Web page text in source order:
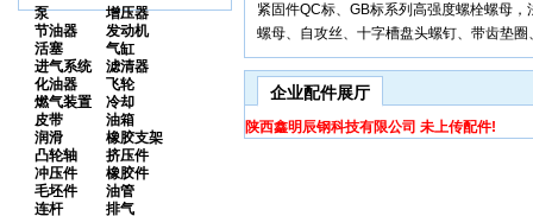
泵
增压器
节油器
发动机
活塞
气缸
进气系统
滤清器
化油器
飞轮
燃气装置
冷却
皮带
油箱
润滑
橡胶支架
凸轮轴
挤压件
冲压件
橡胶件
毛坯件
油管
连杆
排气
紧固件QC标、GB标系列高强度螺栓螺母
螺母、自攻丝、十字槽盘头螺钉、带齿垫
企业配件展厅
陕西鑫明辰钢科技有限公司 未上传配件!